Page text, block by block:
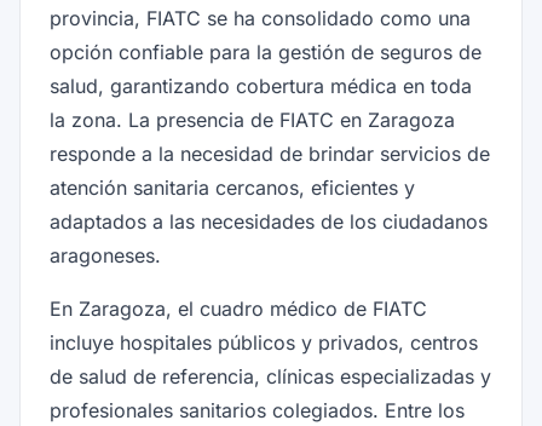
provincia, FIATC se ha consolidado como una
opción confiable para la gestión de seguros de
salud, garantizando cobertura médica en toda
la zona. La presencia de FIATC en Zaragoza
responde a la necesidad de brindar servicios de
atención sanitaria cercanos, eficientes y
adaptados a las necesidades de los ciudadanos
aragoneses.
En Zaragoza, el cuadro médico de FIATC
incluye hospitales públicos y privados, centros
de salud de referencia, clínicas especializadas y
profesionales sanitarios colegiados. Entre los